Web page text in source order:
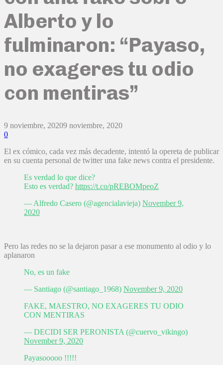
Alberto y lo
fulminaron: “Payaso,
no exageres tu odio
con mentiras”
9 noviembre, 20209 noviembre, 2020
0
El ex cómico, cada vez más decadente, intentó la opereta de publicar
en su cuenta personal de twitter una fake news contra el presidente.
Es verdad lo que dice?
Esto es verdad? https://t.co/pREBOMpeoZ
— Alfredo Casero (@agencialavieja) November 9,
2020
Pero las redes no se la dejaron pasar a ese monumento al odio y lo
aplanaron
No, es un fake
— Santiago (@santiago_1968) November 9, 2020
FAKE, MAESTRO, NO EXAGERES TU ODIO
CON MENTIRAS
— DECIDI SER PERONISTA (@cuervo_vikingo)
November 9, 2020
Payasooooo !!!!!